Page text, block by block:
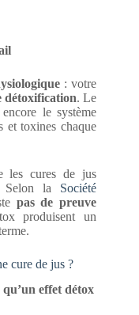
: votre
détoxification. Le
le système
et toxines chaque
les cures de jus
Selon la Société
pas de preuve
produisent un
cure de jus ?
effet détox